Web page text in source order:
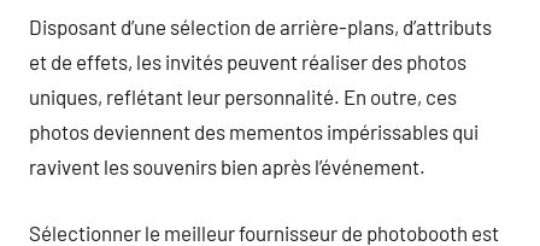
Disposant d’une sélection de arrière-plans, d’attributs
et de effets, les invités peuvent réaliser des photos
uniques, reflétant leur personnalité. En outre, ces
photos deviennent des mementos impérissables qui
ravivent les souvenirs bien après l’événement.
Sélectionner le meilleur fournisseur de photobooth est